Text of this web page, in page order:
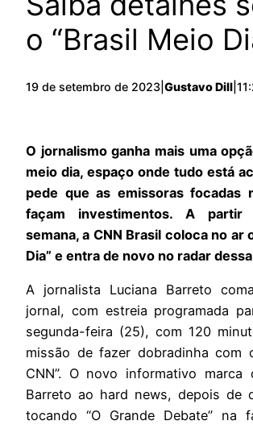
o “Brasil Meio
19 de setembro de 2023 Gustavo Dill
O jornalismo ganha mais uma
meio dia, espaço onde tudo está
pede que as emissoras focadas
façam investimentos. A partir
semana, a CNN Brasil coloca no ar
Dia” e entra de novo no radar
A jornalista Luciana Barreto
jornal, com estreia programada
segunda-feira (25), com 120
missão de fazer dobradinha com
CNN”. O novo informativo
Barreto ao hard news, depois de
tocando “O Grande Debate” na